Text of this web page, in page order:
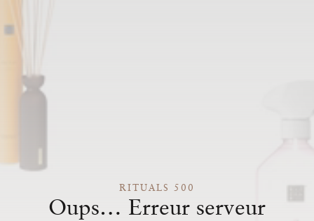
RITUALS 500
Oups… Erreur serveur